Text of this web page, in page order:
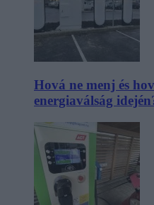
Hová ne menj és
energiaválság